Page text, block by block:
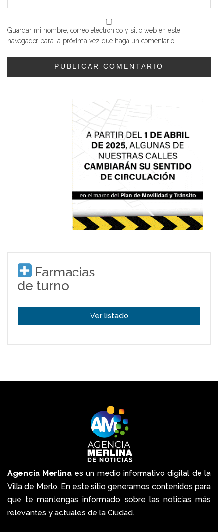
Guardar mi nombre, correo electrónico y sitio web en este
navegador para la próxima vez que haga un comentario.
Farmacias
de turno
Ver listado
Agencia Merlina es un medio informativo digital de la
Villa de Merlo. En este sitio generamos contenidos para
que te mantengas informado sobre las noticias más
relevantes y actuales de la Ciudad.